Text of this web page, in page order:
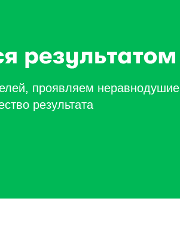
проявляем неравнодушие
результата